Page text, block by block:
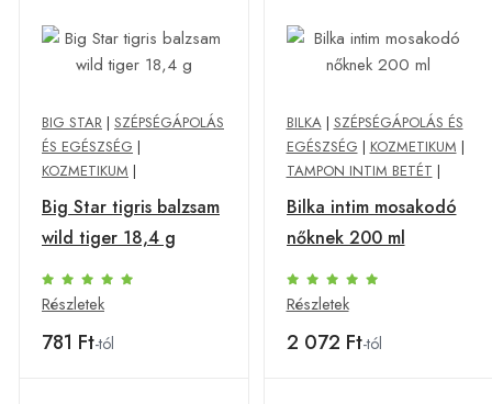
BIG STAR | SZÉPSÉGÁPOLÁS
ÉS EGÉSZSÉG |
KOZMETIKUM |
Big Star tigris balzsam
wild tiger 18,4 g
Részletek
781 Ft-tól
BILKA| SZÉPSÉGÁPOLÁS ÉS
EGÉSZSÉG | KOZMETIKUM |
TAMPON INTIM BETÉT |
Bilka intim mosakodó
nőknek 200 ml
Részletek
2 072 Ft-tól